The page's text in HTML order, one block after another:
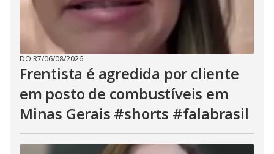
DO R7/06/08/2026
Frentista é agredida por cliente
em posto de combustíveis em
Minas Gerais #shorts #falabrasil